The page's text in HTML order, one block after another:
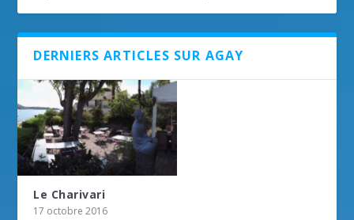
DERNIERS ARTICLES SUR AGAY
Le Charivari
17 octobre 2016